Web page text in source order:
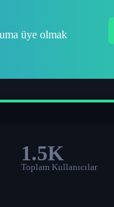
üye olmak
1.5K
Toplam Kullanıcılar